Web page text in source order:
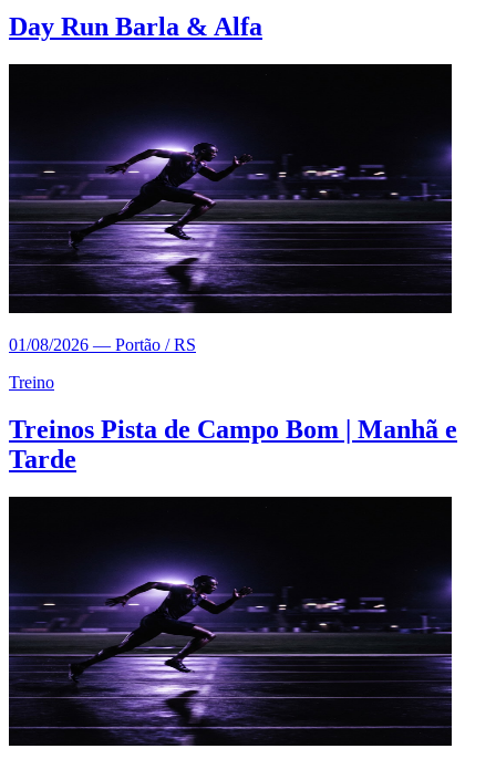
Day Run Barla & Alfa
01/08/2026 — Portão / RS
Treino
Treinos Pista de Campo Bom | Manhã e
Tarde